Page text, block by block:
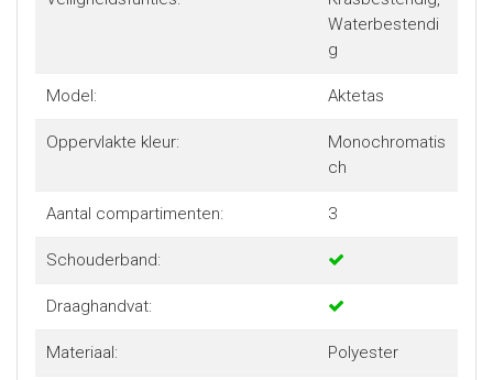
Waterbestendi
g
Model: Aktetas
Oppervlakte kleur:
Monochromatis
ch
Aantal compartimenten: 3
Schouderband:
Draaghandvat:
Materiaal: Polyester